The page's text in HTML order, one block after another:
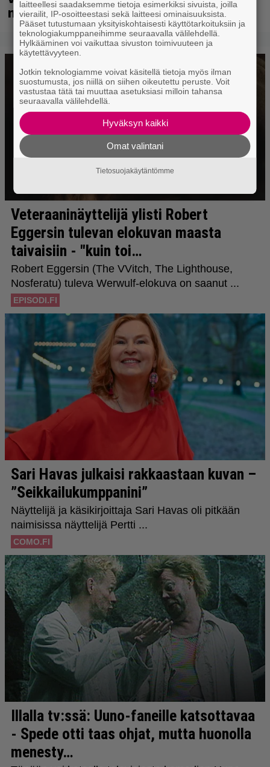
myös metalliklassikot-konsertti
laitteellesi saadaksemme tietoja esimerkiksi sivuista, joilla
vierailit, IP-osoitteestasi sekä laitteesi ominaisuuksista.
Pääset tutustumaan yksityiskohtaisesti käyttötarkoituksiin ja
teknologiakumppaneihimme seuraavalla välilehdellä.
Hylkääminen voi vaikuttaa sivuston toimivuuteen ja
käytettävyyteen.
Jotkin teknologiamme voivat käsitellä tietoja myös ilman
suostumusta, jos niillä on siihen oikeutettu peruste. Voit
vastustaa tätä tai muuttaa asetuksiasi milloin tahansa
seuraavalla välilehdellä.
Hyväksyn kaikki
Omat valintani
Tietosuojakäytäntömme